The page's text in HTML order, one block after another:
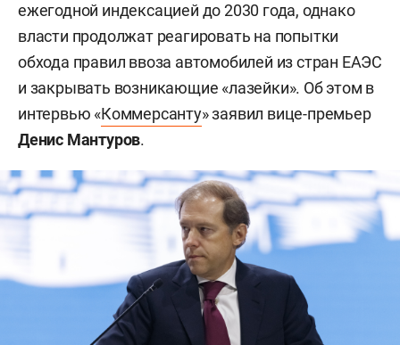
ежегодной индексацией до 2030 года, однако
власти продолжат реагировать на попытки
обхода правил ввоза автомобилей из стран ЕАЭС
и закрывать возникающие «лазейки». Об этом в
интервью «Коммерсанту» заявил вице-премьер
Денис Мантуров.